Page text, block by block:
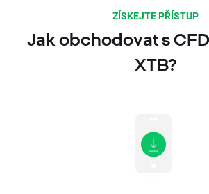
ZÍSKEJTE PŘÍSTUP
Jak obchodovat s
XTB?